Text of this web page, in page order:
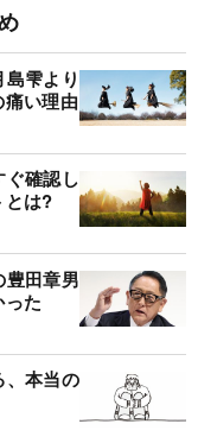
雫より
痛い理由
ぐ確認し
とは?
豊田章男
た
、本当の